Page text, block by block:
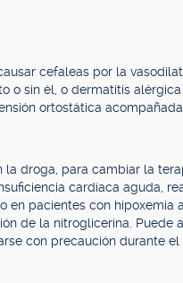
cefaleas por la
o sin él, o dermatitis
ortostática
droga, para cambiar la
cardíaca aguda,
en pacientes con hipoxemia
de la nitroglicerina. Puede
con precaución durante